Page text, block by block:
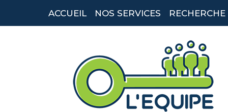
ACCUEIL NOS SERVICES RECHERCHE